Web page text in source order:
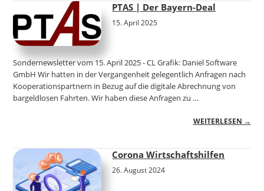
PTAS | Der Bayern-Deal
15. April 2025
Sondernewsletter vom 15. April 2025 - CL Grafik: Daniel Software
GmbH Wir hatten in der Vergangenheit gelegentlich Anfragen nach
Kooperationspartnern in Bezug auf die digitale Abrechnung von
bargeldlosen Fahrten. Wir haben diese Anfragen zu …
WEITERLESEN →
Corona Wirtschaftshilfen
26. August 2024